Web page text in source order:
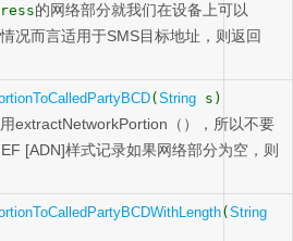
的网络部分就我们在设备上可以
情况而言适用于SMS目标地址，则返回
( String s)
extractNetworkPortion（），所以不要
[ADN]样式记录如果网络部分为空，则
( String